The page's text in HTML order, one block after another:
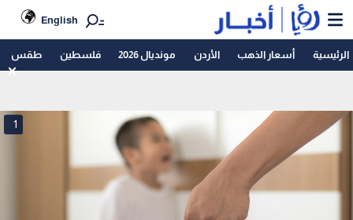
English
الرئيسية أسعار الذهب الأردن مونديال 2026 فلسطين طقس
1